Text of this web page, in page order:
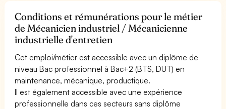
Conditions et rémunérations pour le métier
de Mécanicien industriel / Mécanicienne
industrielle d'entretien
Cet emploi/métier est accessible avec un diplôme de
niveau Bac professionnel à Bac+2 (BTS, DUT) en
maintenance, mécanique, productique.
Il est également accessible avec une expérience
professionnelle dans ces secteurs sans diplôme